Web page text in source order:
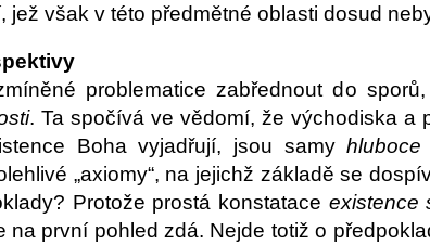
jež však v této předmětné oblasti dosud
problematice zabřednout do
. Ta spočívá ve vědomí, že východiska a
Boha vyjadřují, jsou samyhluboce
„axiomy“, na jejichž základě se
Protože prostá konstatace existence
na první pohled zdá. Nejde totiž o